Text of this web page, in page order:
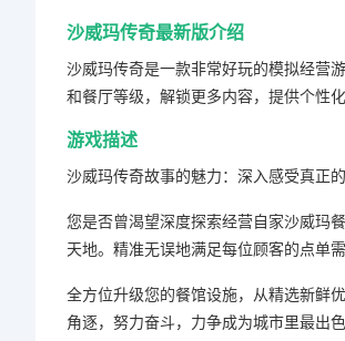
沙威玛传奇最新版介绍
沙威玛传奇是一款非常好玩的模拟经营
和餐厅等级，解锁更多内容，提供个性
游戏描述
沙威玛传奇故事的魅力：深入感受真正
您是否曾渴望深度探索经营自家沙威玛
天地。精准无误地满足每位顾客的点单
全方位升级您的餐馆设施，从精选新鲜
角逐，努力奋斗，力争成为城市里最出